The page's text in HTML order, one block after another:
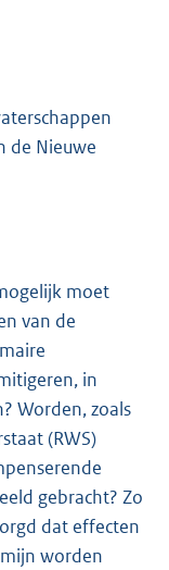
de Nieuwe
moet
van de
in
Worden, zoals
(RWS)
gebracht? Zo
dat effecten
worden